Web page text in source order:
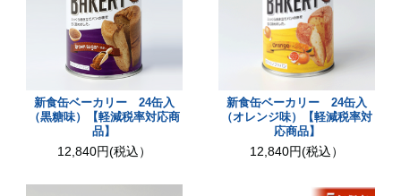
新食缶ベーカリー 24缶入
（黒糖味）【軽減税率対応商
品】
12,840円(税込）
新食缶ベーカリー 24缶入
（オレンジ味）【軽減税率対
応商品】
12,840円(税込）